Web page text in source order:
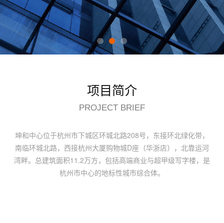
项目简介
PROJECT BRIEF
坤和中心位于杭州市下城区环城北路208号，东接环北绿化带，
南临环城北路，西接杭州大厦购物城D座（华浙店），北靠运河
湾畔。总建筑面积11.2万方，包括高端商业与超甲级写字楼，是
杭州市中心的地标性城市综合体。